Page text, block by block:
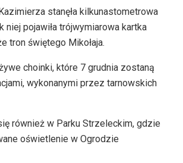
stanęła kilkunastometrowa
niej pojawiła trójwymiarowa kartka
tron świętego Mikołaja.
żywe choinki, które 7 grudnia zostaną
wykonanymi przez tarnowskich
również w Parku Strzeleckim, gdzie
oświetlenie w Ogrodzie